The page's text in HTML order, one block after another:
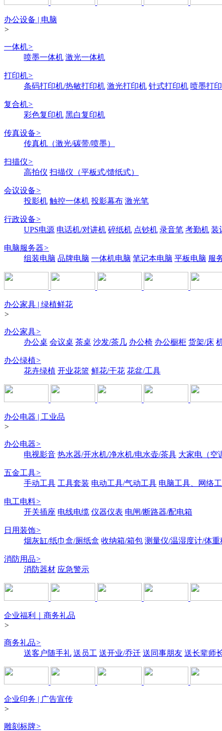
办公设备 | 电脑
>
一体机>
喷墨一体机 激光一体机
打印机>
条码打印机/热敏打印机 激光打印机 针式打印机 喷墨打
复合机>
彩色复印机 黑白复印机
传真设备>
传真机（激光/碳带/喷墨）
扫描仪>
高拍仪 扫描仪（平板式/馈纸式）
会议设备>
投影机 触控一体机 投影幕布 激光笔
行政设备>
UPS电源 电话机/对讲机 碎纸机 点钞机 录音笔 考勤机 装
电脑服务器>
组装电脑 品牌电脑 一体机电脑 笔记本电脑 平板电脑 服
办公家具 | 绿植鲜花
>
办公家具>
办公桌 会议桌 茶桌 沙发/茶几 办公椅 办公橱柜 货架/床
办公绿植>
花卉绿植 开业花篮 鲜花/干花 花盆/工具
办公电器 | 工业品
>
办公电器>
电视影音 热水器/开水机/净水机/电水壶/茶具 大家电（空
五金工具>
手动工具 工具套装 电动工具/气动工具 电脑工具、网络
电工电料>
开关插座 电线电缆 仪器仪表 电闸/断路器/配电箱
日用装饰>
烟灰缸/纸巾盒/厕纸盒 收纳箱/箱包 测量仪/温湿度计/体重
消防用品>
消防器材 应急警示
企业福利｜商务礼品
>
商务礼品>
送客户随手礼 送员工 送开业/乔迁 送同事朋友 送长辈师
企业印务 | 广告宣传
>
雕刻标牌>